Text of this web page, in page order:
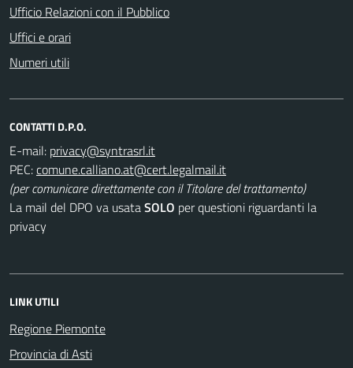
Ufficio Relazioni con il Pubblico
Uffici e orari
Numeri utili
CONTATTI D.P.O.
E-mail:
PEC:
(per comunicare direttamente con il Titolare del trattamento)
La mail del DPO va usataSOLO per questioni riguardanti la
privacy
LINK UTILI
Regione Piemonte
Provincia di Asti